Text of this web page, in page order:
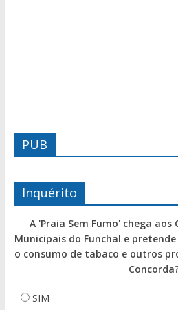
PUB
Inquérito
A 'Praia Sem Fumo' chega aos
Municipais do Funchal e
o consumo de tabaco e outros
SIM